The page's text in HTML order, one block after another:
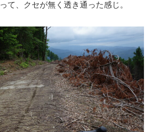
て、クセが無く透き通った感じ。